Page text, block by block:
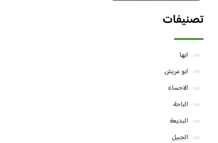
تصنيفات
ابها
ابو عريش
الاحساء
الباحة
البديعة
الجبيل